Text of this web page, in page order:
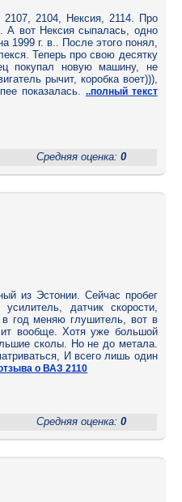
2104, Нексия, 2114. Про
А вот Нексия сыпалась, одно
1999 г. в.. После этого понял,
Теперь про свою десятку
покупал новую машину, не
рычит, коробка воет))),
показалась. ..полный текст
Средняя оценка: 0
из Эстонии. Сейчас пробег
датчик скорости,
в год меняю глушитель, вот в
вообще. Хотя уже большой
сколы. Но не до метала.
И всего лишь один
о ВАЗ 2110
Средняя оценка: 0